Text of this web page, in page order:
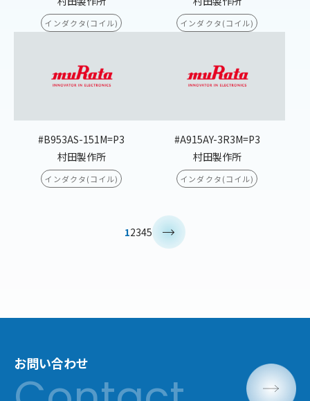
インダクタ(コイル) インダクタ(コイル)
#B953AS-151M=P3
村田製作所
インダクタ(コイル)
#A915AY-3R3M=P3
村田製作所
インダクタ(コイル)
12345
お問い合わせ